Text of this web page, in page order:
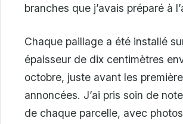
branches que j’avais préparé à
Chaque paillage a été installé
épaisseur de dix centimètres
octobre, juste avant les
annoncées. J’ai pris soin de
de chaque parcelle, avec photos